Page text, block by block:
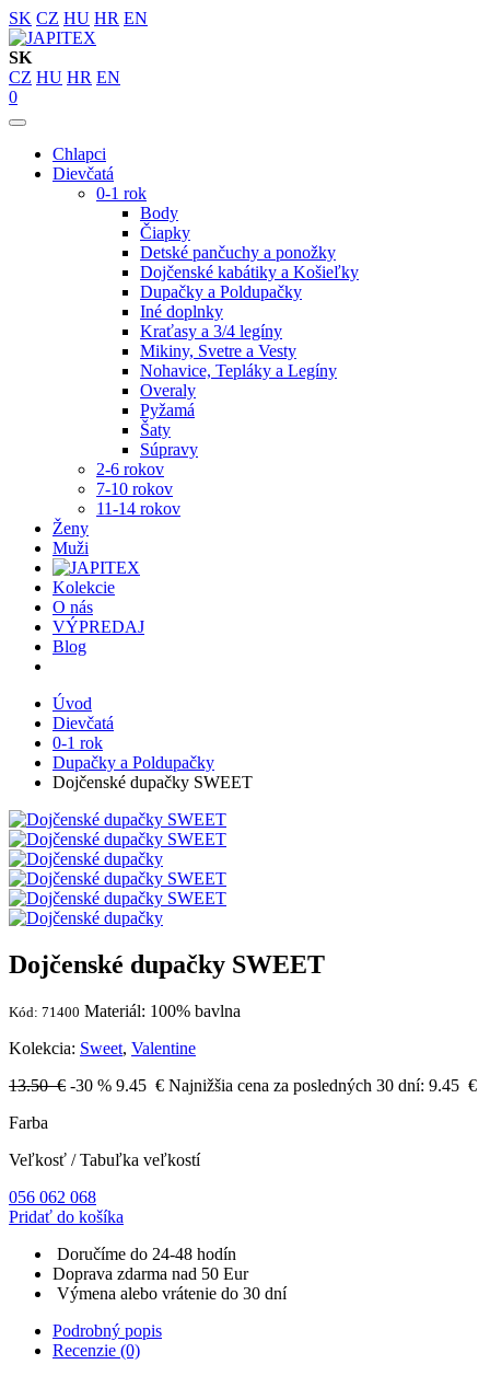
SK CZ HU HR EN
SK
CZ HU HR EN
0
Chlapci
Dievčatá
0-1 rok
Body
Čiapky
Detské pančuchy a ponožky
Dojčenské kabátiky a Košieľky
Dupačky a Poldupačky
Iné doplnky
Kraťasy a 3/4 legíny
Mikiny, Svetre a Vesty
Nohavice, Tepláky a Legíny
Overaly
Pyžamá
Šaty
Súpravy
2-6 rokov
7-10 rokov
11-14 rokov
Ženy
Muži
Kolekcie
O nás
VÝPREDAJ
Blog
Úvod
Dievčatá
0-1 rok
Dupačky a Poldupačky
Dojčenské dupačky SWEET
Dojčenské dupačky SWEET
Kód: 71400 Materiál: 100% bavlna
Kolekcia: Sweet, Valentine
13.50 € -30 % 9.45 € Najnižšia cena za posledných 30 dní: 9.45 €
Farba
Veľkosť /Tabuľka veľkostí
056 062 068
Pridať do košíka
Doručíme do 24-48 hodín
Doprava zdarma nad 50 Eur
Výmena alebo vrátenie do 30 dní
Podrobný popis
Recenzie (0)